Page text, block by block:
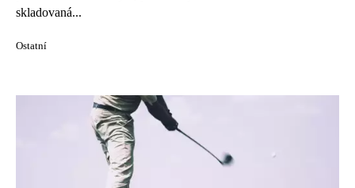
skladovaná...
Ostatní